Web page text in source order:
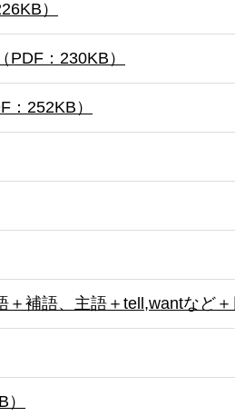
）
：230KB）
252KB）
補語、主語＋tell,wantなど